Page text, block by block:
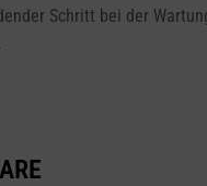
Schritt bei der